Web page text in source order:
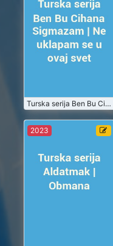
Turska serija Ben Bu Cihana Sigmazam | Ne uklapam se u ovaj svet
Cihana
Sigmazam |
Ne uklapam
se u ovaj svet
2023-07
Turske Serije
2023-07-01
2023
Turska serija
Obmana
2023-07